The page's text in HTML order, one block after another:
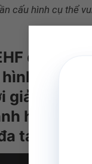
cấu hình cụ thể
được
có
bớt
hơn so
tác vụ